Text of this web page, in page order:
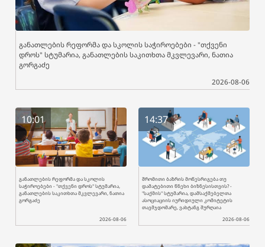
განათლების რეფორმა და სკოლის საჭიროებები - "თქვენი
დროს" სტუმარია, განათლების საკითხთა მკვლევარი, ნათია
გორგაძე
2026-08-06
10:01
განათლების რეფორმა და სკოლის
საჭიროებები - "თქვენი დროს" სტუმარია,
განათლების საკითხთა მკვლევარი, ნათია
გორგაძე
2026-08-06
14:37
შრომითი ბაზრის მოწესრიგება თუ
დამატებითი წნეხი ბიზნესისთვის? -
"საქმის" სტუმარია, დამსაქმებელთა
ასოციაციის იურიდიული კომიტეტის
თავმჯდომარე, ვახტანგ შურღაია
2026-08-06